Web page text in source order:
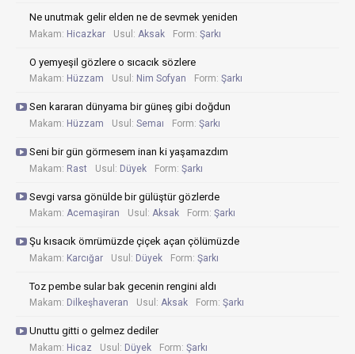
Ne unutmak gelir elden ne de sevmek yeniden
Makam: Hicazkar Usul: Aksak Form: Şarkı
O yemyeşil gözlere o sıcacık sözlere
Makam: Hüzzam Usul: Nim Sofyan Form: Şarkı
Sen kararan dünyama bir güneş gibi doğdun
Makam: Hüzzam Usul: Semaı Form: Şarkı
Seni bir gün görmesem inan ki yaşamazdım
Makam: Rast Usul: Düyek Form: Şarkı
Sevgi varsa gönülde bir gülüştür gözlerde
Makam: Acemaşiran Usul: Aksak Form: Şarkı
Şu kısacık ömrümüzde çiçek açan çölümüzde
Makam: Karcığar Usul: Düyek Form: Şarkı
Toz pembe sular bak gecenin rengini aldı
Makam: Dilkeşhaveran Usul: Aksak Form: Şarkı
Unuttu gitti o gelmez dediler
Makam: Hicaz Usul: Düyek Form: Şarkı